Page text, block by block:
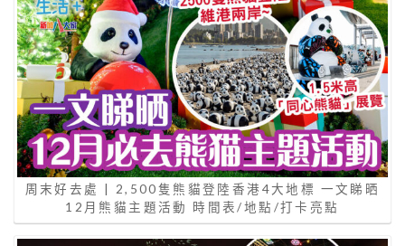
周末好去處 | 2,500隻熊貓登陸香港4大地標 一文睇晒
12月熊貓主題活動 時間表/地點/打卡亮點